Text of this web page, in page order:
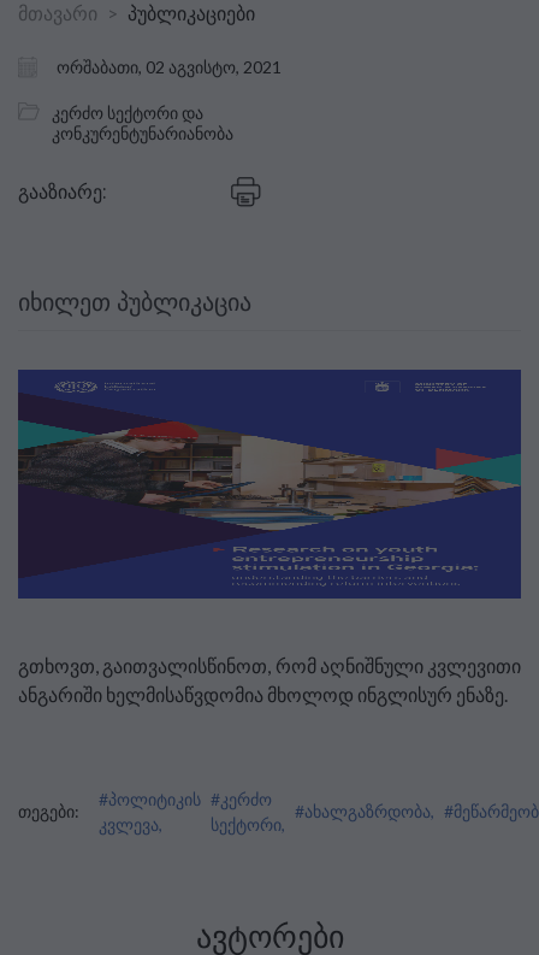
მთავარი პუბლიკაციები
ორშაბათი, 02 აგვისტო, 2021
კერძო სექტორი და
კონკურენტუნარიანობა
გააზიარე:
ᲘᲮᲘᲚᲔᲗ ᲞᲣᲑᲚᲘᲙᲐᲪᲘᲐ
გთხოვთ, გაითვალისწინოთ, რომ აღნიშნული კვლევითი
ანგარიში ხელმისაწვდომია მხოლოდ ინგლისურ ენაზე.
თეგები:
#პოლიტიკის
კვლევა,
#კერძო
სექტორი,
#ახალგაზრდობა,
ᲐᲕᲢᲝᲠᲔᲑᲘ